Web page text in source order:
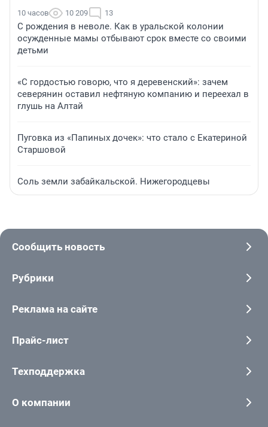
10 часов 10 209 13
С рождения в неволе. Как в уральской колонии
осужденные мамы отбывают срок вместе со своими
детьми
«С гордостью говорю, что я деревенский»: зачем
северянин оставил нефтяную компанию и переехал в
глушь на Алтай
Пуговка из «Папиных дочек»: что стало с Екатериной
Старшовой
Соль земли забайкальской. Нижегородцевы
Сообщить новость
Рубрики
Реклама на сайте
Прайс-лист
Техподдержка
О компании